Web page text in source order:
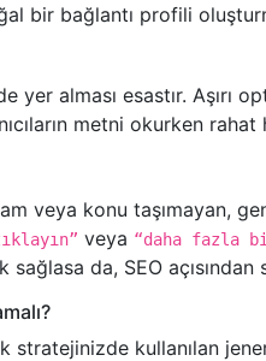
bir bağlantı profili
alması esastır. Aşırı
metni okurken
veya konu taşımayan,
veya “daha fazla
da, SEO açısından
kullanılan